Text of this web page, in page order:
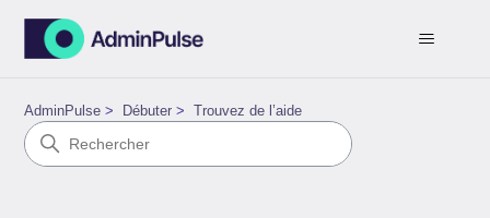
AdminPulse Débuter Trouvez de l’aide